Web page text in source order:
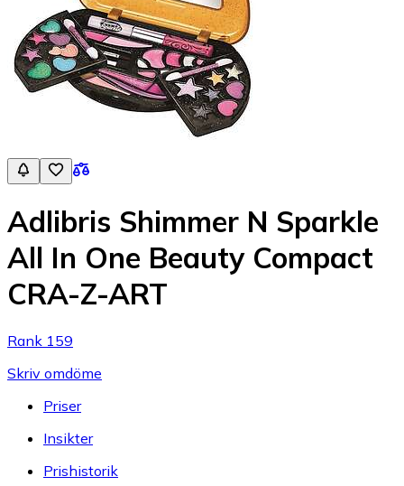
Adlibris Shimmer N Sparkle
All In One Beauty Compact
CRA-Z-ART
Rank 159
Skriv omdöme
Priser
Insikter
Prishistorik